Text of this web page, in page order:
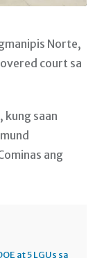
Norte,
court sa
kung saan
ang
at 5 LGUs sa